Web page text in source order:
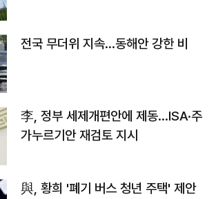
전국 무더위 지속…동해안 강한 비
李, 정부 세제개편안에 제동…ISA·주
가누르기안 재검토 지시
與, 황희 '폐기 버스 청년 주택' 제안